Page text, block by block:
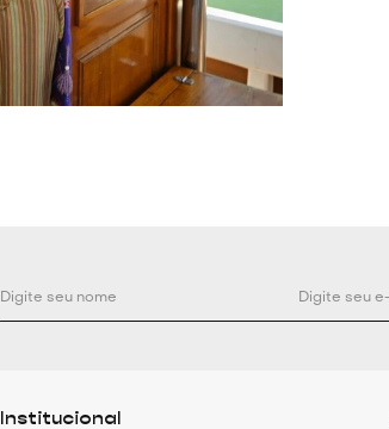
Institucional